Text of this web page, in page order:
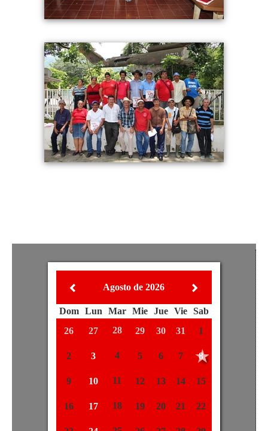
Agosto de 2026
Dom Lun Mar Mie Jue Vie
Sab
26
27 28 29 30 31 1
2 3 4 5 6 7 8
9 10 11 12 13 14 15
16 17 18 19 20 21 22